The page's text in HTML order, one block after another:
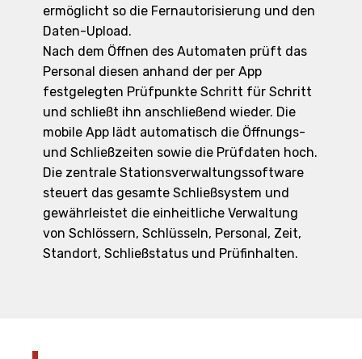
ermöglicht so die Fernautorisierung und den
Daten-Upload.
Nach dem Öffnen des Automaten prüft das
Personal diesen anhand der per App
festgelegten Prüfpunkte Schritt für Schritt
und schließt ihn anschließend wieder. Die
mobile App lädt automatisch die Öffnungs-
und Schließzeiten sowie die Prüfdaten hoch.
Die zentrale Stationsverwaltungssoftware
steuert das gesamte Schließsystem und
gewährleistet die einheitliche Verwaltung
von Schlössern, Schlüsseln, Personal, Zeit,
Standort, Schließstatus und Prüfinhalten.